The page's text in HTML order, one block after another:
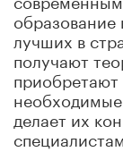
лучших в
получают
приобретают
делает их